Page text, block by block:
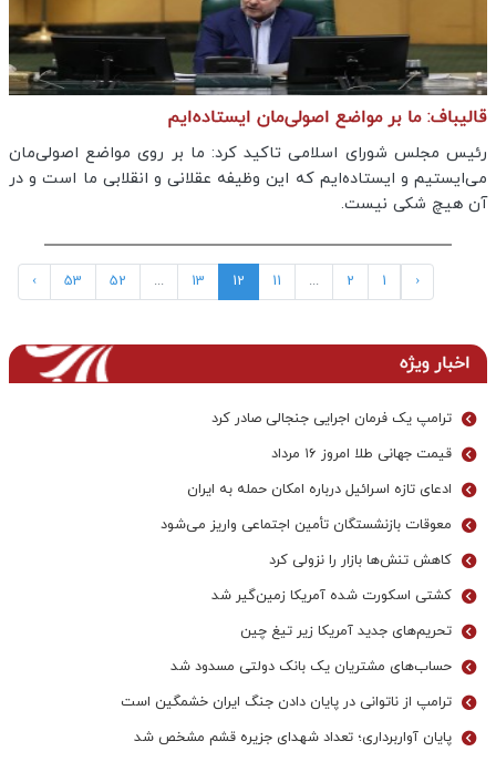
قالیباف: ما بر مواضع اصولی‌مان ایستاده‌ایم
رئیس مجلس شورای اسلامی تاکید کرد: ما بر روی مواضع اصولی‌مان
می‌ایستیم و ایستاده‌ایم که این وظیفه عقلانی و انقلابی ما است و در
آن هیچ شکی نیست.
‹
1
2
...
11
12
13
...
52
53
›
اخبار ویژه
ترامپ یک فرمان اجرایی جنجالی صادر کرد
قیمت جهانی طلا امروز ۱۶ مرداد
ادعای تازه اسرائیل درباره امکان حمله به ایران
معوقات بازنشستگان تأمین اجتماعی واریز می‌شود
کاهش تنش‌ها بازار را نزولی کرد
کشتی اسکورت شده آمریکا زمین‌گیر شد
تحریم‌های جدید آمریکا زیر تیغ چین
حساب‌های مشتریان یک بانک‌ دولتی مسدود شد
ترامپ از ناتوانی در پایان دادن جنگ ایران خشمگین است
پایان آواربرداری؛ تعداد شهدای جزیره قشم مشخص شد